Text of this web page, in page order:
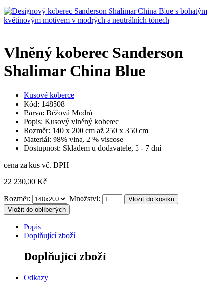
Vlněný koberec Sanderson
Shalimar China Blue
Kusové koberce
Kód: 148508
Barva: Béžová Modrá
Popis: Kusový vlněný koberec
Rozměr: 140 x 200 cm až 250 x 350 cm
Materiál: 98% vlna, 2 % viscose
Dostupnost: Skladem u dodavatele, 3 - 7 dní
cena za kus vč. DPH
22 230,00 Kč
Rozměr: Množství:
Vložit do oblíbených
Popis
Doplňující zboží
Doplňující zboží
Odkazy